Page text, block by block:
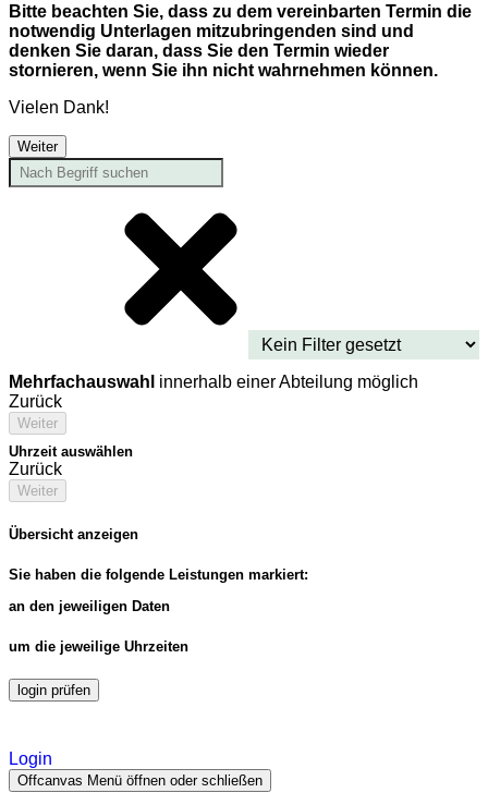
Bitte beachten Sie, dass zu dem vereinbarten Termin die
notwendig Unterlagen mitzubringenden sind und
denken Sie daran, dass Sie den Termin wieder
stornieren, wenn Sie ihn nicht wahrnehmen können.
Vielen Dank!
Weiter
Mehrfachauswahl innerhalb einer Abteilung möglich
Zurück
Weiter
Uhrzeit auswählen
Zurück
Weiter
Übersicht anzeigen
Sie haben die folgende Leistungen markiert:
an den jeweiligen Daten
um die jeweilige Uhrzeiten
login prüfen
Login
Offcanvas Menü öffnen oder schließen